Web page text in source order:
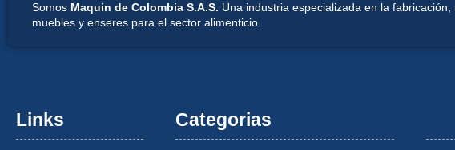
Somos Maquin de Colombia S.A.S. Una industria especializada en la
muebles y enseres para el sector alimenticio.
Links Categorias